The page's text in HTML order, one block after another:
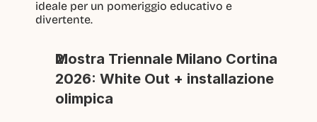
ideale per un pomeriggio educativo e
divertente.
Mostra Triennale Milano Cortina
2026: White Out + installazione
olimpica